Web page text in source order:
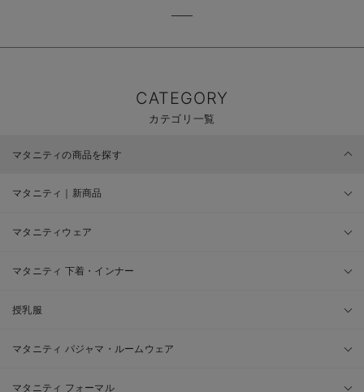
CATEGORY
カテゴリ一覧
マタニティの商品を探す
マタニティ｜新商品
マタニティウェア
マタニティ 下着・インナー
授乳服
マタニティ パジャマ・ルームウェア
マタニティ フォーマル